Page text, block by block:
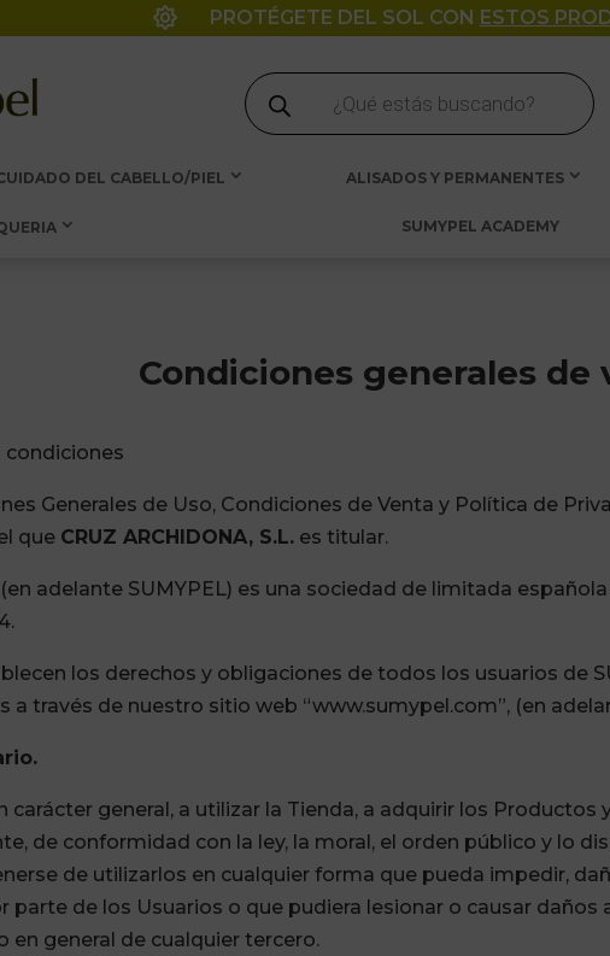
 PROTÉGETE DEL SOL CON ESTOS
Búsqueda
de
productos
DEL CABELLO/PIEL ALISADOS Y PERMANENTES
SUMYPEL ACADEMY
Condiciones generales de
Generales de Uso, Condiciones de Venta y Política de
que CRUZ ARCHIDONA, S.L. es titular.
(en adelante SUMYPEL) es una sociedad de limitada
los derechos y obligaciones de todos los usuarios de
a través de nuestro sitio web “www.sumypel.com”, (en
.
carácter general, a utilizar la Tienda, a adquirir los
de conformidad con la ley, la moral, el orden público y lo
de utilizarlos en cualquier forma que pueda impedir,
parte de los Usuarios o que pudiera lesionar o causar daños
en general de cualquier tercero.